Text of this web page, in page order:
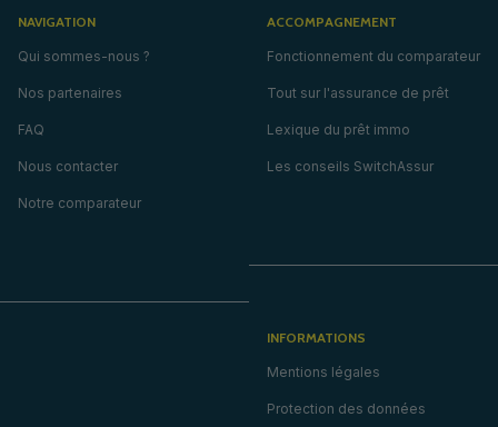
NAVIGATION
Qui sommes-nous ?
Nos partenaires
FAQ
Nous contacter
Notre comparateur
ACCOMPAGNEMENT
Fonctionnement du comparateur
Tout sur l'assurance de prêt
Lexique du prêt immo
Les conseils SwitchAssur
INFORMATIONS
Mentions légales
Protection des données